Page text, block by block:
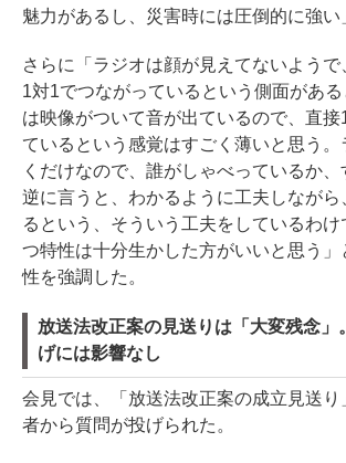
魅力があるし、災害時には圧倒的に強い
さらに「ラジオは顔が見えてないようで
1対1でつながっているという側面があ
は映像がついて音が出ているので、直接
ているという感覚はすごく薄いと思う。
くだけなので、誰がしゃべっているか、
逆に言うと、わかるように工夫しながら
るという、そういう工夫をしているわ
つ特性は十分生かした方がいいと思う」
性を強調した。
放送法改正案の見送りは「大変残念」
げには影響なし
会見では、「放送法改正案の成立見送り
者から質問が投げられた。